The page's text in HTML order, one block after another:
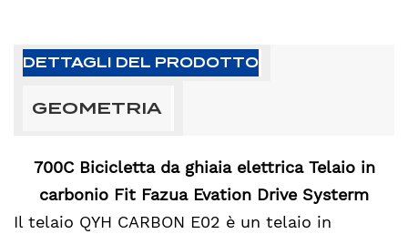
DETTAGLI DEL PRODOTTO
GEOMETRIA
700C Bicicletta da ghiaia elettrica Telaio in
carbonio Fit Fazua Evation Drive Systerm
Il telaio QYH CARBON E02 è un telaio in